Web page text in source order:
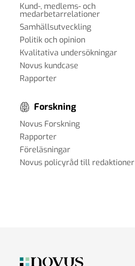
Kund-, medlems- och
medarbetarrelationer
Samhällsutveckling
Politik och opinion
Kvalitativa undersökningar
Novus kundcase
Rapporter
Forskning
Novus Forskning
Rapporter
Föreläsningar
Novus policyråd till redaktioner